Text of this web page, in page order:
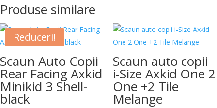
Produse similare
Reduceri!
Scaun Auto Copii
Rear Facing Axkid
Minikid 3 Shell-
black
Scaun auto copii
i-Size Axkid One 2
One +2 Tile
Melange